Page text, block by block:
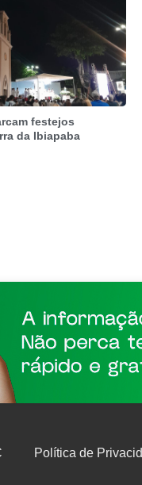
festejos
da Ibiapaba
Política de